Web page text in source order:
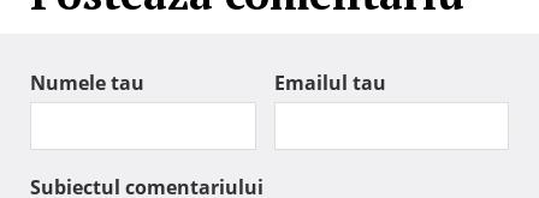
Numele tau Emailul tau
Subiectul comentariului